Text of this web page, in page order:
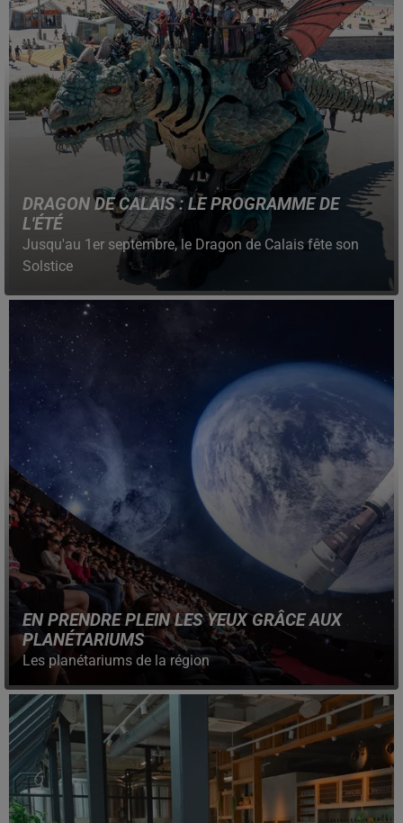
DRAGON DE CALAIS : LE PROGRAMME DE
L'ÉTÉ
Jusqu'au 1er septembre, le Dragon de Calais fête son
Solstice
EN PRENDRE PLEIN LES YEUX GRÂCE AUX
PLANÉTARIUMS
Les planétariums de la région